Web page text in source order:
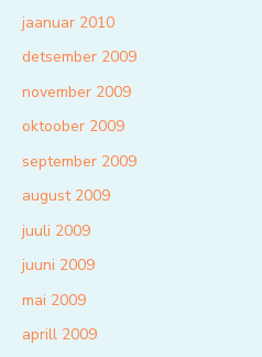
jaanuar 2010
detsember 2009
november 2009
oktoober 2009
september 2009
august 2009
juuli 2009
juuni 2009
mai 2009
aprill 2009